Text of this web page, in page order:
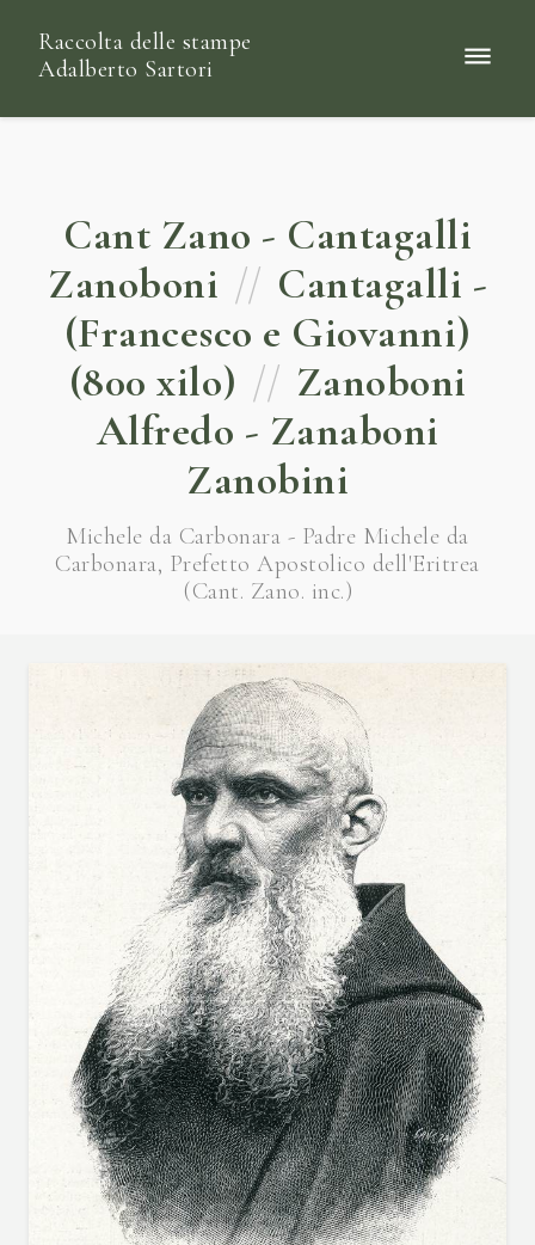
Raccolta delle stampe
Adalberto Sartori
Cant Zano - Cantagalli
Zanoboni // Cantagalli -
(Francesco e Giovanni)
(800 xilo) // Zanoboni
Alfredo - Zanaboni
Zanobini
Michele da Carbonara - Padre Michele da
Carbonara, Prefetto Apostolico dell'Eritrea
(Cant. Zano. inc.)